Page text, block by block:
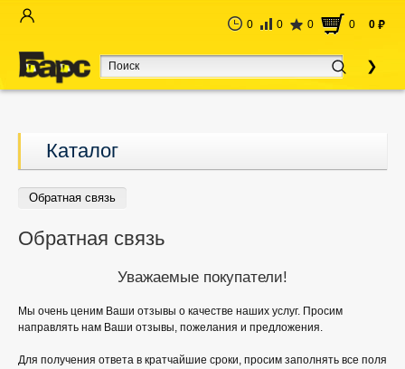
0 0 0 0 0 руб
Каталог
Обратная связь
Обратная связь
Уважаемые покупатели!
Мы очень ценим Ваши отзывы о качестве наших услуг. Просим
направлять нам Ваши отзывы, пожелания и предложения.
Для получения ответа в кратчайшие сроки, просим заполнять все поля